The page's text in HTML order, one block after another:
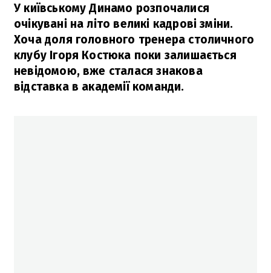
У київському Динамо розпочалися
очікувані на літо великі кадрові зміни.
Хоча доля головного тренера столичного
клубу Ігоря Костюка поки залишається
невідомою, вже сталася знакова
відставка в академії команди.